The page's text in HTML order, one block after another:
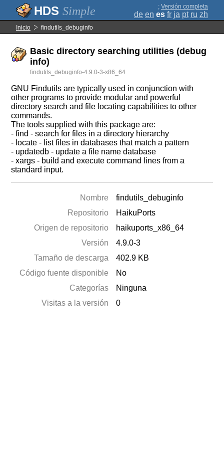
Simple ; Versión completa
de en es fr ja pt ru zh
Inicio findutils_debuginfo
Basic directory searching utilities (debug
info)
findutils_debuginfo-4.9.0-3-x86_64
GNU Findutils are typically used in conjunction with
other programs to provide modular and powerful
directory search and file locating capabilities to other
commands.
The tools supplied with this package are:
- find - search for files in a directory hierarchy
- locate - list files in databases that match a pattern
- updatedb - update a file name database
- xargs - build and execute command lines from a
standard input.
Nombre
findutils_debuginfo
Repositorio
HaikuPorts
Origen de repositorio
haikuports_x86_64
Versión
4.9.0-3
Tamaño de descarga
402.9 KB
Código fuente disponible
No
Categorías
Ninguna
Visitas a la versión
0